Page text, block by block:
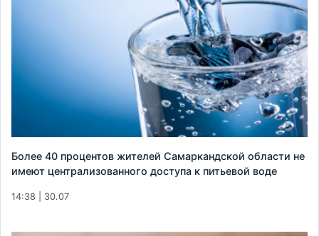
Более 40 процентов жителей Самаркандской области не
имеют централизованного доступа к питьевой воде
14:38 | 30.07